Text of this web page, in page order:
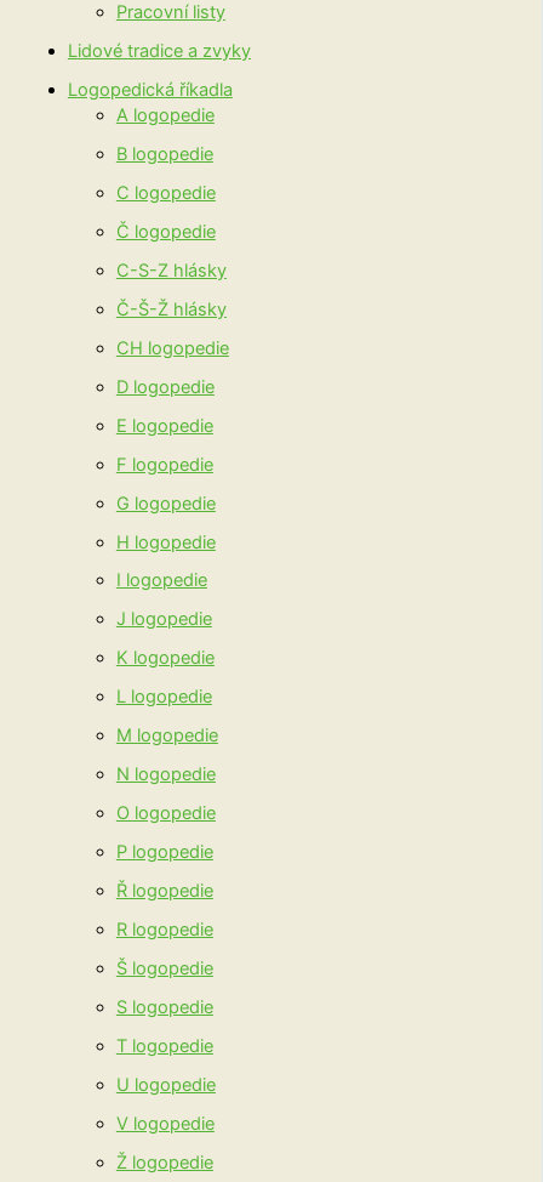
Pracovní listy
Lidové tradice a zvyky
Logopedická říkadla
A logopedie
B logopedie
C logopedie
Č logopedie
C-S-Z hlásky
Č-Š-Ž hlásky
CH logopedie
D logopedie
E logopedie
F logopedie
G logopedie
H logopedie
I logopedie
J logopedie
K logopedie
L logopedie
M logopedie
N logopedie
O logopedie
P logopedie
Ř logopedie
R logopedie
Š logopedie
S logopedie
T logopedie
U logopedie
V logopedie
Ž logopedie